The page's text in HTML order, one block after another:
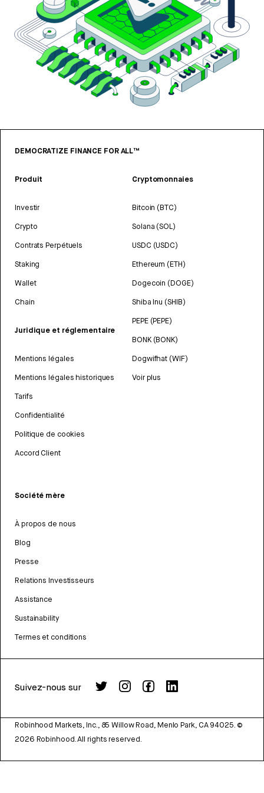
DEMOCRATIZE FINANCE FOR ALL™
Produit
Investir
Crypto
Contrats Perpétuels
Staking
Wallet
Chain
Juridique et réglementaire
Mentions légales
Mentions légales historiques
Tarifs
Confidentialité
Politique de cookies
Accord Client
Cryptomonnaies
Bitcoin (BTC)
Solana (SOL)
USDC (USDC)
Ethereum (ETH)
Dogecoin (DOGE)
Shiba Inu (SHIB)
PEPE (PEPE)
BONK (BONK)
Dogwifhat (WIF)
Voir plus
Société mère
À propos de nous
Blog
Presse
Relations Investisseurs
Assistance
Sustainability
Termes et conditions
Suivez-nous sur
Robinhood Markets, Inc., 85 Willow Road, Menlo Park, CA 94025. ©
2026 Robinhood. All rights reserved.